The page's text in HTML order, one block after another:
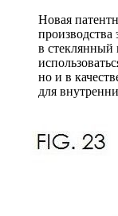
Новая
в стеклянный
но и в
для